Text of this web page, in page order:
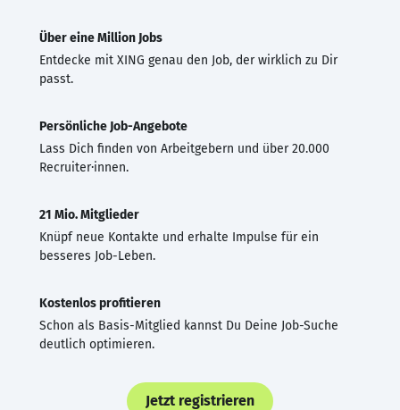
Über eine Million Jobs
Entdecke mit XING genau den Job, der wirklich zu Dir
passt.
Persönliche Job-Angebote
Lass Dich finden von Arbeitgebern und über 20.000
Recruiter·innen.
21 Mio. Mitglieder
Knüpf neue Kontakte und erhalte Impulse für ein
besseres Job-Leben.
Kostenlos profitieren
Schon als Basis-Mitglied kannst Du Deine Job-Suche
deutlich optimieren.
Jetzt registrieren